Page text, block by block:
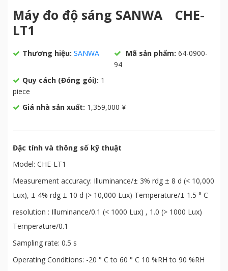
Máy đo độ sáng SANWA CHE-
LT1
Thương hiệu: SANWA Mã sản phẩm: 64-0900-
94
Quy cách (Đóng gói): 1
piece
Giá nhà sản xuất: 1,359,000 ¥
Đặc tính và thông số kỹ thuật
Model: CHE-LT1
Measurement accuracy: Illuminance/± 3% rdg ± 8 d (< 10,000
Lux), ± 4% rdg ± 10 d (> 10,000 Lux) Temperature/± 1.5 ° C
resolution : Illuminance/0.1 (< 1000 Lux) , 1.0 (> 1000 Lux)
Temperature/0.1
Sampling rate: 0.5 s
Operating Conditions: -20 ° C to 60 ° C 10 %RH to 90 %RH